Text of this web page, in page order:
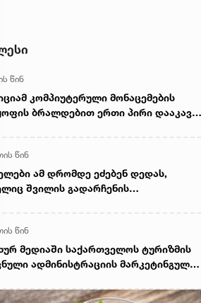
წინ
კომპიუტერული მონაცემების
ბრალდებით ერთი პირი დააკავა,
წინ
ამ დრომდე ეძებენ დედას,
შვილის გადარჩენის
წინ
მედიაში საქართველოს ტურიზმის
ადმინისტრაციის მარკეტინგული